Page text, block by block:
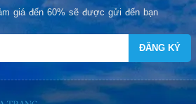
giá đến 60% sẽ được gửi đến bạn
ĐĂNG KÝ